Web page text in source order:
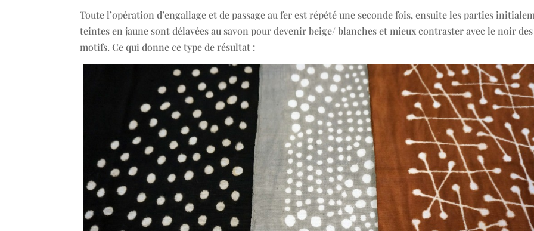
Toute l’opération d’engallage et de passage au fer est répété une seconde fois, ensuite les parties
teintes en jaune sont délavées au savon pour devenir beige/ blanches et mieux contraster avec le noir des
motifs. Ce qui donne ce type de résultat :